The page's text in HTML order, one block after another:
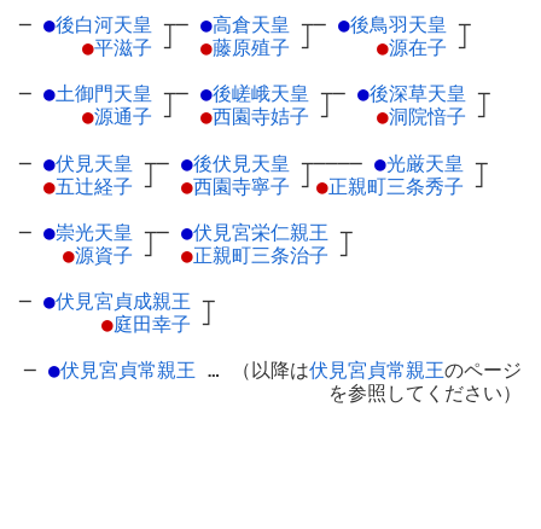
─ ●後白河天皇 ┬
●平滋子 ┘
─ ●高倉天皇 ┬
●藤原殖子 ┘
─ ●後鳥羽天皇 ┬
●源在子 ┘
─ ●土御門天皇 ┬
●源通子 ┘
─ ●後嵯峨天皇 ┬
●西園寺姞子 ┘
─ ●後深草天皇 ┬
●洞院愔子 ┘
─ ●伏見天皇 ┬
●五辻経子 ┘
─ ●後伏見天皇 ┬
●西園寺寧子 ┘
──── ●光厳天皇 ┬
●正親町三条秀子 ┘
─ ●崇光天皇 ┬
●源資子 ┘
─ ●伏見宮栄仁親王 ┬
●正親町三条治子 ┘
─ ●伏見宮貞成親王 ┬
●庭田幸子 ┘
─ ●伏見宮貞常親王 … （以降は伏見宮貞常親王のページ
を参照してください）